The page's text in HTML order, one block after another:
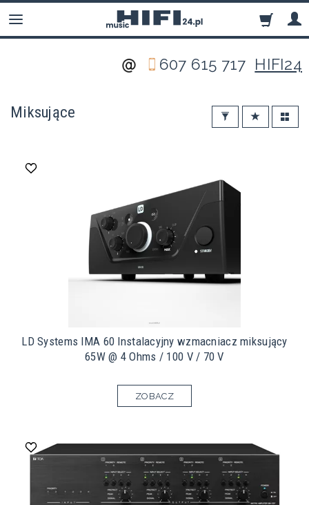
607 615 717 HIFI24
Miksujące
LD Systems IMA 60 Instalacyjny wzmacniacz miksujący
65W @ 4 Ohms / 100 V / 70 V
ZOBACZ